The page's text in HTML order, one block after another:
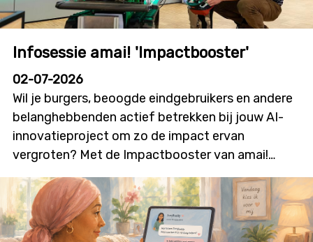
Infosessie amai! 'Impactbooster'
02-07-2026
Wil je burgers, beoogde eindgebruikers en andere
belanghebbenden actief betrekken bij jouw AI-
innovatieproject om zo de impact ervan
vergroten? Met de Impactbooster van amai!
kunnen onderzoekers en innovatoren financiële
ondersteuning aanvragen voor
burgerparticipatie- en outreachactiviteiten die
bijdragen aan meer dialoog, betrokkenheid en